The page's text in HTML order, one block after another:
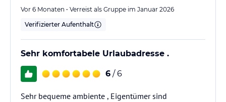
Vor 6 Monaten • Verreist als Gruppe im Januar 2026
Verifizierter Aufenthalt
Sehr komfortabele Urlaubadresse .
6 / 6
Sehr bequeme ambiente , Eigentümer sind